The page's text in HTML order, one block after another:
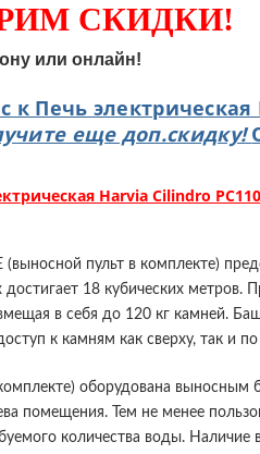
СКИДКИ!
или онлайн!
к Печь
еще доп.скидку!
Harvia Cilindro
(выносной пульт в комплекте)
18 кубических
в себя до 120 кг камней.
к камням как сверху, так и
оборудована
помещения. Тем не менее
количества воды.